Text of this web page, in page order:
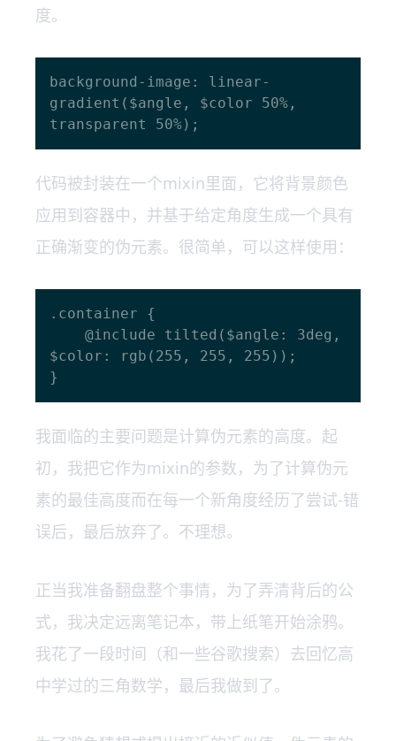
度。
background-image: linear-
gradient($angle, $color 50%,
代码被封装在一个mixin里面，它将背景颜色
应用到容器中，并基于给定角度生成一个具有
正确渐变的伪元素。很简单，可以这样使用：
.container {
$color: rgb(255, 255, 255));
我面临的主要问题是计算伪元素的高度。起
初，我把它作为mixin的参数，为了计算伪元
素的最佳高度而在每一个新角度经历了尝试-错
误后，最后放弃了。不理想。
正当我准备翻盘整个事情，为了弄清背后的公
式，我决定远离笔记本，带上纸笔开始涂鸦。
我花了一段时间（和一些谷歌搜索）去回忆高
中学过的三角数学，最后我做到了。